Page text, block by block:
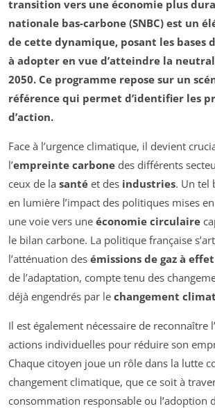
transition vers une économie plus
nationale bas-carbone (SNBC) est un
de cette dynamique, posant les bases
à adopter en vue d’atteindre la
2050. Ce programme repose sur un
référence qui permet d’identifier les
d’action.
Face à l’urgence climatique, il devient
l’empreinte carbone des différents
ceux de la santé et des industries. Un tel
en lumière l’impact des politiques mises
une voie vers une économie circulaire
le bilan carbone. La politique française
l’atténuation des émissions de gaz à
de l’adaptation, compte tenu des
déjà engendrés par le changement
Il est également nécessaire de reconnaître
actions individuelles pour réduire son
Chaque citoyen joue un rôle dans la lutte
changement climatique, que ce soit à
consommation responsable ou l’adoption